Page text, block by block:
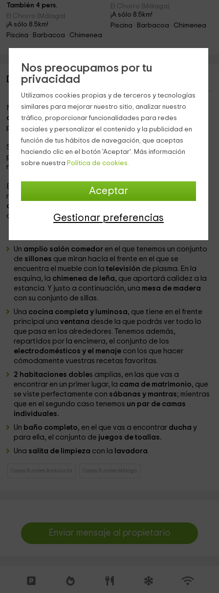
Nos preocupamos por tu
privacidad
Utilizamos cookies propias y de terceros y tecnologías
similares para mejorar nuestro sitio, analizar nuestro
tráfico, proporcionar funcionalidades para redes
sociales y personalizar el contenido y la publicidad en
función de tus hábitos de navegación, que aceptas
haciendo clic en el botón 'Aceptar'. Más información
sobre nuestra Política de cookies.
Aceptar
Gestionar preferencias
También 4 pers.
El Chorro (Málaga)
¡A sólo 8.5km!
Piscina · Barbacoa · Chimenea
El Chorro (Málaga)
¡A sólo 8.5km!
Piscina · Barbacoa · Chimenea
Descripción de La Casa del Viajero
Nuestro alojamiento se encuentra dentro de laprovincia
de Málaga,en la que vas a poder disfrutar de una
población con mucho encanto como esArdales.
Se trata deun espacio tranquilo y único
en el que vas a
poder disfrutar de las mejores vistas de las zonas que nos
rodean, y los rincones únicos en los que desconectar.
En sus interiores vas a encontrar todas las estancias que
necesitas para
disfrutar de la tranquilidad y de la
comodidad,
que van a tener a su disposición:
Un amplio salón comedor en el que tenemos un conjunto
de sillones que miran hacia el frente en el que se
encuentra el mueble con latelevisión de plasma. En la
esquina, la chimenea de leña, que aportará calidez a la
estancia. Y justo a continuación, una mesa de madera
con su conjunto de sillas.
Una cocina completa y luminosa, que tiene en el frente
principal unaventana desde la que podrás ver todo lo
que pasa en los alrededores. Tenemos además,
repartidos por la encimera, el conjunto de los
electrodomésticos y el menaje con los que hacer
cómodamente vuestras recetas favoritas.
2 habitaciones dobles amplias, en las que vas a
encontrar en un primer lugar, la cama de matrimonio, que
se viste perfectamente con sábanas y mantras; mientras
que en el segundo caso tenemos un par de camas
individuales.
Un baño completo, en el que vas a encontrar duchay
para ella, el conjunto de juegos de toallas.
Una salita de limpieza con la lavadora.
Casas Rurales Andalucía Casas Rurales Málaga
Enviar mensaje al propietario